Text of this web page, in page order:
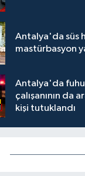
Antalya'da süs
mastürbasyon
Antalya'da
çalışanının da
kişi tutuklandı